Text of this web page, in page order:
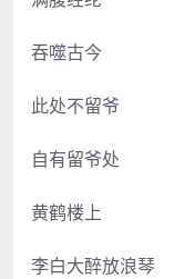
吞噬古今
此处不留爷
自有留爷处
黄鹤楼上
李白大醉放浪琴